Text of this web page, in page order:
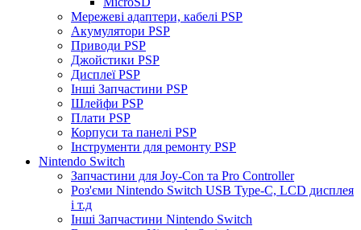
Мережеві адаптери, кабелі PSP
Акумулятори PSP
Приводи PSP
Джойстики PSP
Дисплеї PSP
Інші Запчастини PSP
Шлейфи PSP
Плати PSP
Корпуси та панелі PSP
Інструменти для ремонту PSP
Nintendo Switch
Запчастини для Joy-Con та Pro Controller
Роз'єми Nintendo Switch USB Type-C, LCD дисплея
і т.д
Інші Запчастини Nintendo Switch